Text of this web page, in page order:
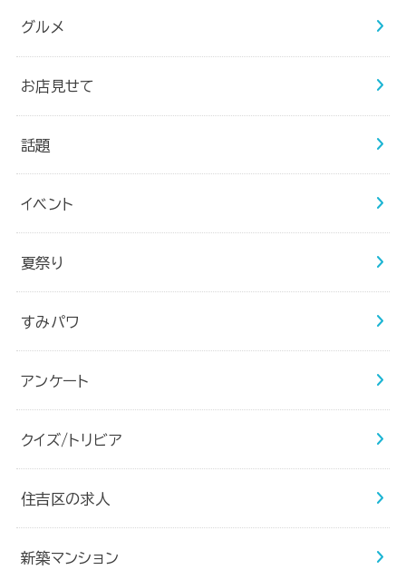
グルメ
お店見せて
話題
イベント
夏祭り
すみパワ
アンケート
クイズ/トリビア
住吉区の求人
新築マンション